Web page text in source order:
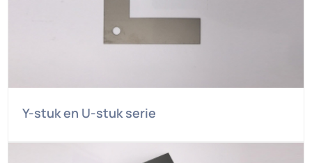
Y-stuk en U-stuk serie